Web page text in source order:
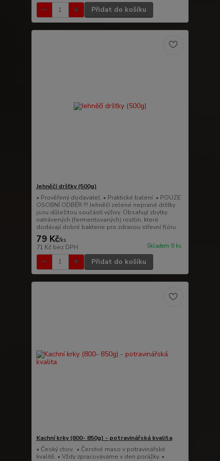
Přidat do košíku
Jehněčí dršťky (500g)
• Prověřený dodavatel. • Praktické balení. • POUZE
OSOBNÍ ODBĚR !!! Jehněčí zelené neprané dršťky
jsou důležitou součástí výživy. Obsahují zbytky
natrávených (fermentovaných) rostlin, které
dodávají dobré bakterie pro zdravou střevní flóru.
79 Kč/ks
71 Kč bez DPH Skladem 8 ks
Přidat do košíku
Kachní krky (800- 850g) - potravinářská kvalita
• Český chov. • Čerstvé maso v potravinářské
kvalitě. • Vždy zpracováváme v den porážky. •